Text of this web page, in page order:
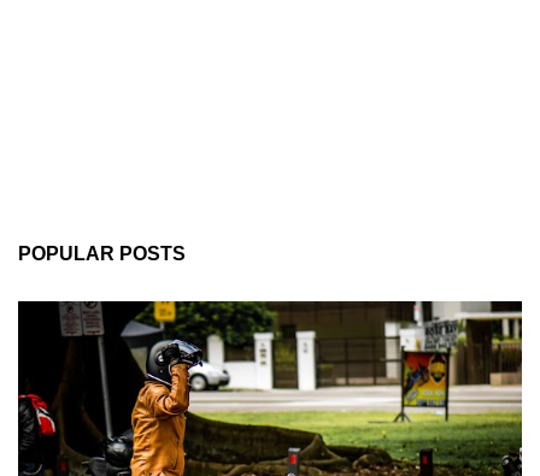
POPULAR POSTS